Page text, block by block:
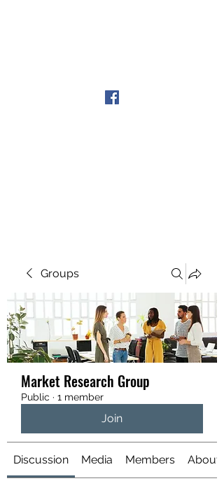
Groups
Market Research Group
Public · 1 member
Join
Discussion Media Members About